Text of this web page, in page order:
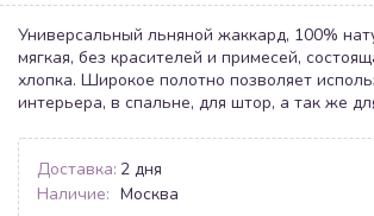
Доставка: 2 дня
Наличие: Москва
Универсальный льняной жаккард, 100%
мягкая, без красителей и примесей,
хлопка. Широкое полотно позволяет
интерьера, в спальне, для штор, а так же